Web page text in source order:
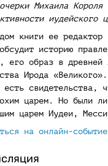
Михаила Короля
иудейского
книги ее редактор
историю
его образ в древней
Ирода
свидетельства,
царем. Но были
царем Иудеи,
на онлайн-событие